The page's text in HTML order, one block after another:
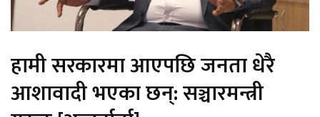
हामी सरकारमा आएपछि जनता धेरै
आशावादी भएका छन्: सञ्चारमन्त्री